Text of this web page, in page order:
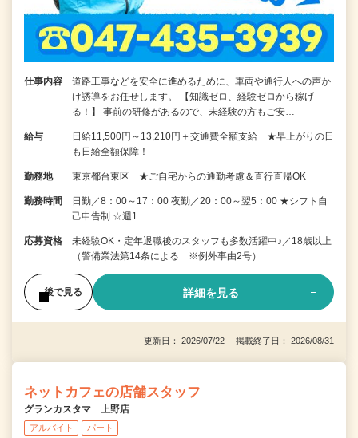
仕事内容
道路工事などを安全に進めるために、車両や通行人への声か
け誘導をお任せします。 【知識ゼロ、経験ゼロから稼げ
る！】 事前の研修があるので、未経験の方もご安…
給与
日給11,500円～13,210円＋交通費全額支給 ★早上がりの日
も日給全額保障！
勤務地 東京都台東区 ★ご自宅からの通勤考慮＆直行直帰OK
勤務時間
日勤／8：00～17：00 夜勤／20：00～翌5：00 ★シフト自
己申告制 ☆週1…
応募資格
未経験OK・定年退職後のスタッフも多数活躍中♪／18歳以上
（警備業法第14条による ※例外事由2号）
後で見る 詳細を見る
更新日： 2026/07/22 掲載終了日： 2026/08/31
ネットカフェの店舗スタッフ
グランカスタマ 上野店
アルバイト パート